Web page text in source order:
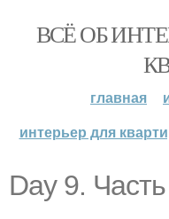
ВСЁ ОБ
главная
интерьер для
Day 9.